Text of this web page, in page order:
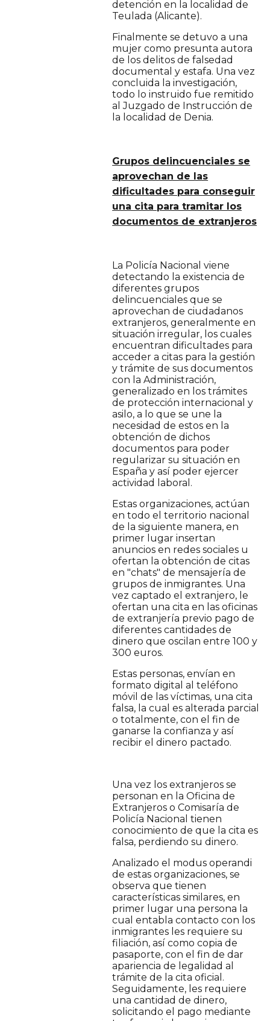
detención en la localidad de
Teulada (Alicante).
Finalmente se detuvo a una
mujer como presunta autora
de los delitos de falsedad
documental y estafa. Una vez
concluida la investigación,
todo lo instruido fue remitido
al Juzgado de Instrucción de
la localidad de Denia.
Grupos delincuenciales se
aprovechan de las
dificultades para conseguir
una cita para tramitar los
documentos de extranjeros
La Policía Nacional viene
detectando la existencia de
diferentes grupos
delincuenciales que se
aprovechan de ciudadanos
extranjeros, generalmente en
situación irregular, los cuales
encuentran dificultades para
acceder a citas para la gestión
y trámite de sus documentos
con la Administración,
generalizado en los trámites
de protección internacional y
asilo, a lo que se une la
necesidad de estos en la
obtención de dichos
documentos para poder
regularizar su situación en
España y así poder ejercer
actividad laboral.
Estas organizaciones, actúan
en todo el territorio nacional
de la siguiente manera, en
primer lugar insertan
anuncios en redes sociales u
ofertan la obtención de citas
en "chats" de mensajería de
grupos de inmigrantes. Una
vez captado el extranjero, le
ofertan una cita en las oficinas
de extranjería previo pago de
diferentes cantidades de
dinero que oscilan entre 100 y
300 euros.
Estas personas, envían en
formato digital al teléfono
móvil de las víctimas, una cita
falsa, la cual es alterada parcial
o totalmente, con el fin de
ganarse la confianza y así
recibir el dinero pactado.
Una vez los extranjeros se
personan en la Oficina de
Extranjeros o Comisaría de
Policía Nacional tienen
conocimiento de que la cita es
falsa, perdiendo su dinero.
Analizado el modus operandi
de estas organizaciones, se
observa que tienen
características similares, en
primer lugar una persona la
cual entabla contacto con los
inmigrantes les requiere su
filiación, así como copia de
pasaporte, con el fin de dar
apariencia de legalidad al
trámite de la cita oficial.
Seguidamente, les requiere
una cantidad de dinero,
solicitando el pago mediante